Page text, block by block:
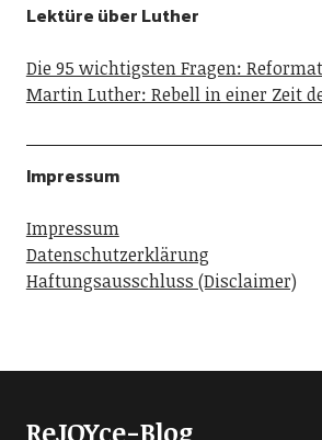
Lektüre über Luther
Die 95 wichtigsten Fragen:
Martin Luther: Rebell in einer Zeit
Impressum
Impressum
Datenschutzerklärung
Haftungsausschluss (Disclaimer)
ReJOYce-Blog